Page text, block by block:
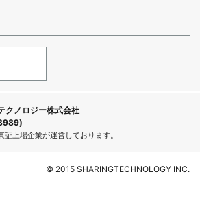
クノロジー株式会社
証上場企業が運営しております。
© 2015 SHARINGTECHNOLOGY INC.